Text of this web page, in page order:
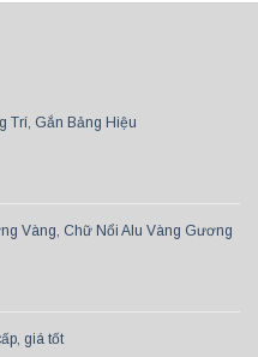
Trí, Gắn Bảng Hiệu
Vàng, Chữ Nổi Alu Vàng Gương
giá tốt